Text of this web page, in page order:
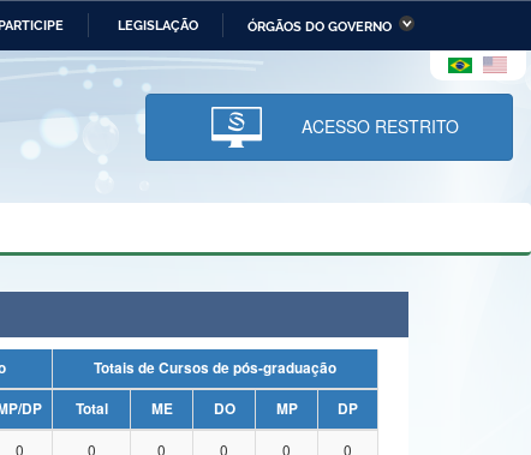
LEGISLAÇÃO ÓRGÃOS DO GOVERNO
da Economia Ministério da Infraestrutura
Ministério da Ciência,
Tecnologia, Inovações e
Comunicações
Humanos
ACESSO RESTRITO
Totais de Cursos de pós-graduação
DP Total ME DO MP
DP
0 0 0 0 0
0